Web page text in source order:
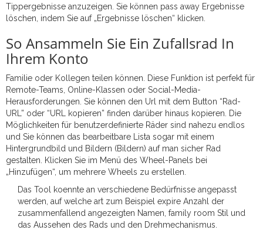
Tippergebnisse anzuzeigen. Sie können pass away Ergebnisse
löschen, indem Sie auf „Ergebnisse löschen“ klicken.
So Ansammeln Sie Ein Zufallsrad In
Ihrem Konto
Familie oder Kollegen teilen können. Diese Funktion ist perfekt für
Remote-Teams, Online-Klassen oder Social-Media-
Herausforderungen. Sie können den Url mit dem Button “Rad-
URL” oder “URL kopieren” finden darüber hinaus kopieren. Die
Möglichkeiten für benutzerdefinierte Räder sind nahezu endlos
und Sie können das bearbeitbare Lista sogar mit einem
Hintergrundbild und Bildern (Bildern) auf man sicher Rad
gestalten. Klicken Sie im Menü des Wheel-Panels bei
„Hinzufügen“, um mehrere Wheels zu erstellen.
Das Tool koennte an verschiedene Bedürfnisse angepasst
werden, auf welche art zum Beispiel expire Anzahl der
zusammenfallend angezeigten Namen, family room Stil und
das Aussehen des Rads und den Drehmechanismus.